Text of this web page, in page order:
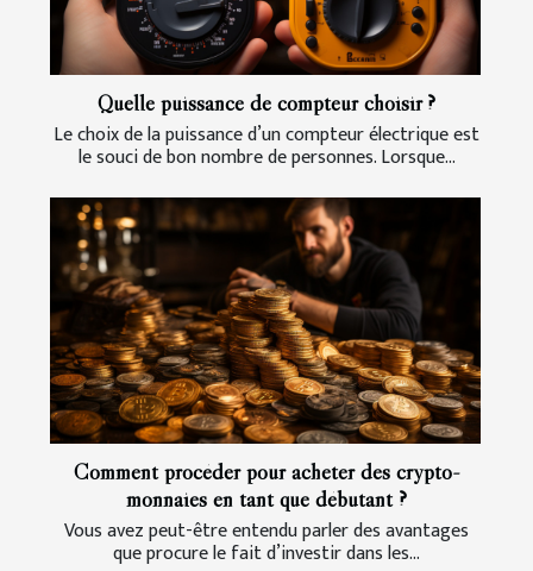
Quelle puissance de compteur choisir ?
Le choix de la puissance d’un compteur électrique est
le souci de bon nombre de personnes. Lorsque...
Comment procéder pour acheter des crypto-
monnaies en tant que débutant ?
Vous avez peut-être entendu parler des avantages
que procure le fait d’investir dans les...